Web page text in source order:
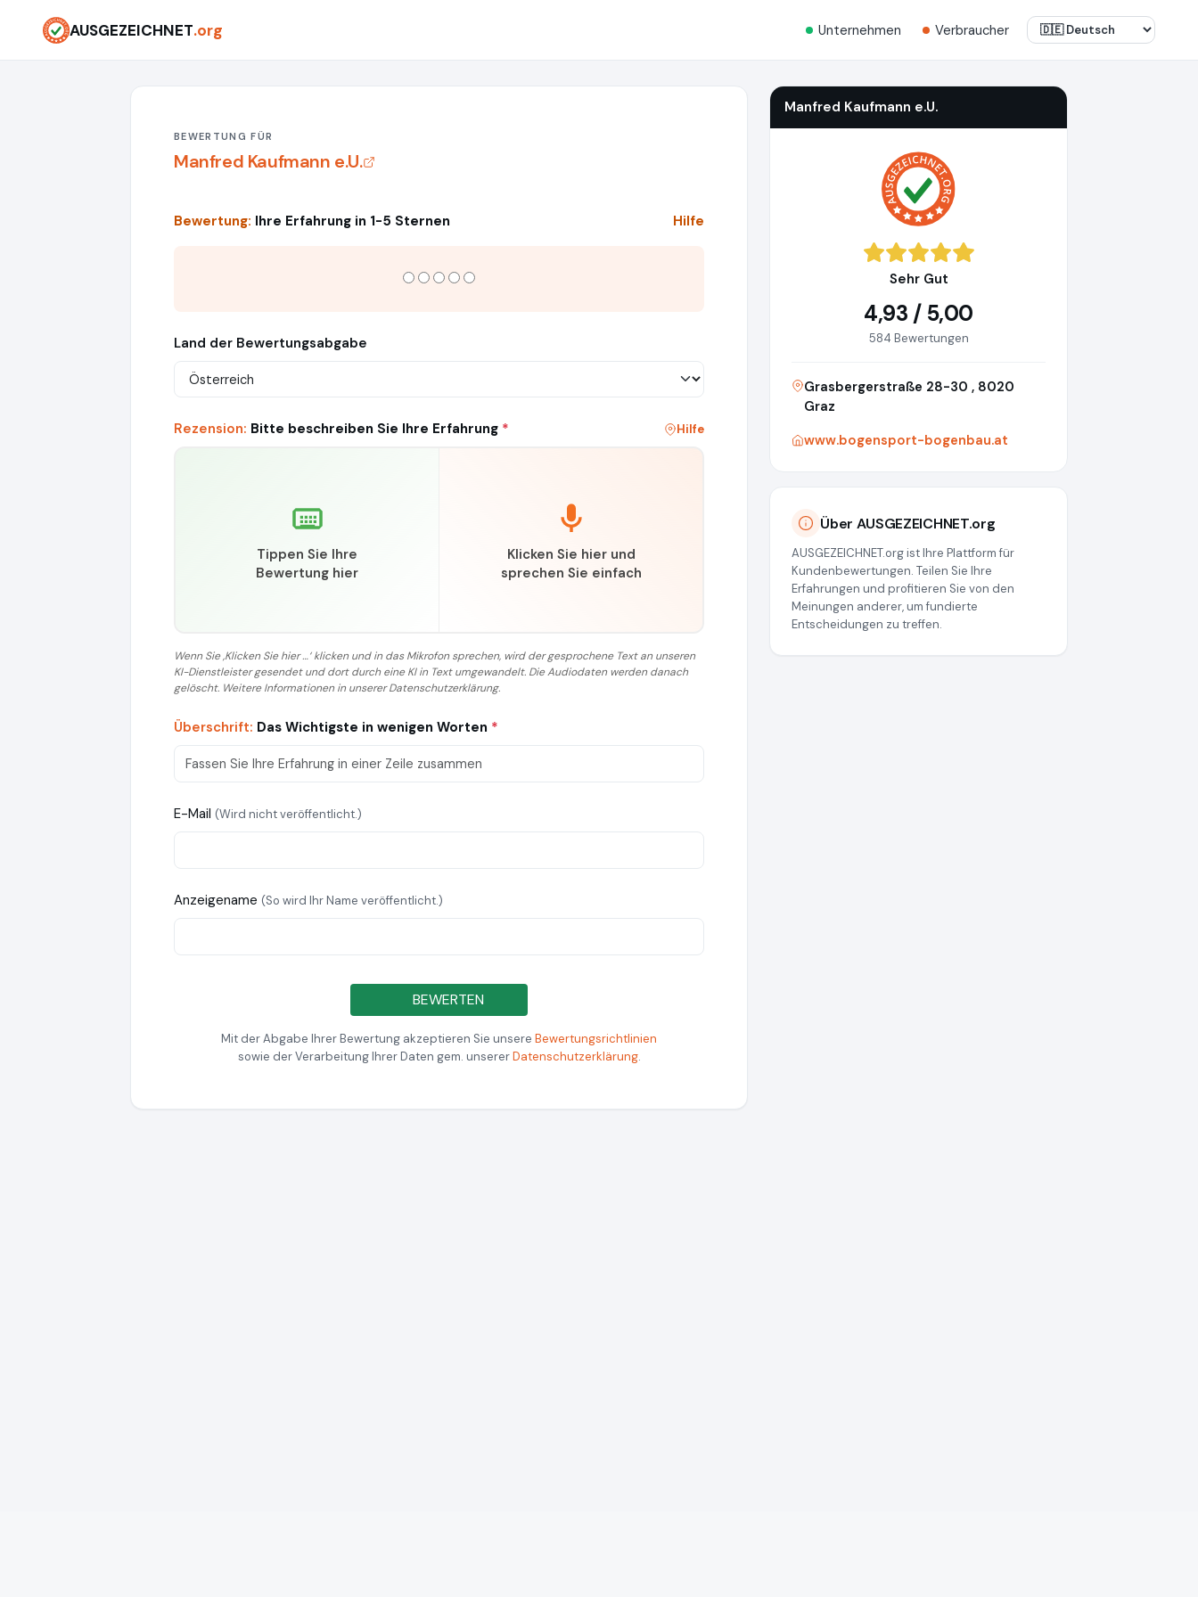
AUSGEZEICHNET.org Unternehmen Verbraucher
BEWERTUNG FÜR
Manfred Kaufmann e.U.
Bewertung: Ihre Erfahrung in 1-5 Sternen Hilfe
Land der Bewertungsabgabe
Rezension: Bitte beschreiben Sie Ihre Erfahrung * Hilfe
Tippen Sie Ihre
Bewertung hier
Klicken Sie hier und
sprechen Sie einfach
Wenn Sie ‚Klicken Sie hier …‘ klicken und in das Mikrofon sprechen, wird der gesprochene Text an unseren
KI-Dienstleister gesendet und dort durch eine KI in Text umgewandelt. Die Audiodaten werden danach
gelöscht. Weitere Informationen in unserer Datenschutzerklärung.
Überschrift: Das Wichtigste in wenigen Worten *
E-Mail (Wird nicht veröffentlicht.)
Anzeigename (So wird Ihr Name veröffentlicht.)
BEWERTEN
Mit der Abgabe Ihrer Bewertung akzeptieren Sie unsereBewertungsrichtlinien
sowie der Verarbeitung Ihrer Daten gem. unsererDatenschutzerklärung.
Manfred Kaufmann e.U.
Sehr Gut
4,93 / 5,00
584 Bewertungen
Grasbergerstraße 28-30 , 8020
Graz
www.bogensport-bogenbau.at
Über AUSGEZEICHNET.org
AUSGEZEICHNET.org ist Ihre Plattform für
Kundenbewertungen. Teilen Sie Ihre
Erfahrungen und profitieren Sie von den
Meinungen anderer, um fundierte
Entscheidungen zu treffen.